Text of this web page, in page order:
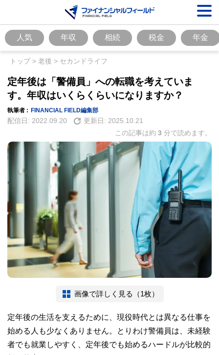
人気 年収 相続 税金 年金
トップ> 老後 > セカンドライフ
定年後は「警備員」への転職を考えていま
す。年収はいくらくらいになりますか？
執筆者 : FINANCIAL FIELD編集部
配信日: 2022.09.20 更新日: 2025.10.21
この記事は約 3 分で読めます。
画像で詳しく見る（1枚）
定年後の生活を支えるために、現役時代とは異なる仕事を
始める人も少なくありません。とりわけ警備員は、未経験
者でも就業しやすく、定年後でも始めるハードルが比較的